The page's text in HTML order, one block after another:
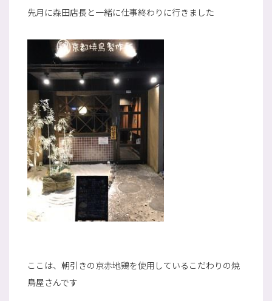
先月に森田店長と一緒に仕事終わりに行きました
ここは、朝引きの京赤地鶏を使用しているこだわりの焼
鳥屋さんです